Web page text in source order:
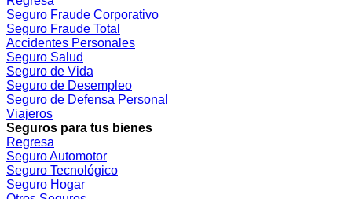
Seguro Fraude Corporativo
Seguro Fraude Total
Accidentes Personales
Seguro Salud
Seguro de Vida
Seguro de Desempleo
Seguro de Defensa Personal
Viajeros
Seguros para tus bienes
Regresa
Seguro Automotor
Seguro Tecnológico
Seguro Hogar